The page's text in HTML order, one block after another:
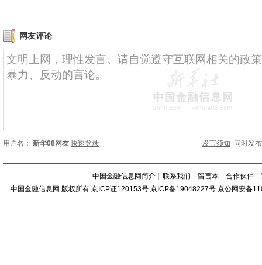
网友评论
用户名： 新华08网友 快速登录 发言须知 同时发
中国金融信息网简介 ┊联系我们 ┊ 留言本 ┊合作伙伴 ┊
中国金融信息网 版权所有 京ICP证120153号 京ICP备19048227号 京公网安备